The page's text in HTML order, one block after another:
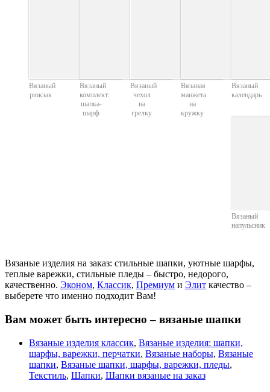
Вязаный
рюкзак
Вязаный
комплект:
шапка-
шарф
Вязаный
чехол
на
грелку
Вязаная
манжета
на
кружку
Вязаный
календарь
Вязаный
напульсник
Вязаные изделия на заказ: стильные шапки, уютные шарфы,
теплые варежки, стильные пледы – быстро, недорого,
качественно. Эконом, Классик, Премиум и Элит качество –
выберете что именно подходит Вам!
Вам может быть интересно – вязаные шапки
Вязаные изделия классик, Вязаные изделия: шапки,
шарфы, варежки, перчатки, Вязаные наборы, Вязаные
шапки, Вязаные шапки, шарфы, варежки, пледы,
Текстиль, Шапки, Шапки вязаные на заказ